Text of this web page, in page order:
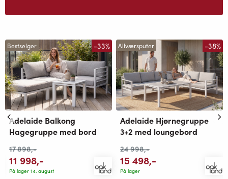
Bestselger -33%
Adelaide Balkong
Hagegruppe med bord
17 898,-
11 998,-
På lager 14. august
Allværsputer -38%
Adelaide Hjørnegruppe
3+2 med loungebord
24 998,-
15 498,-
På lager